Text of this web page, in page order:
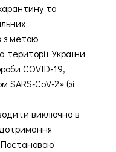
та
з метою
території України
COVID-19,
SARS-CoV-2» (зі
виключно в